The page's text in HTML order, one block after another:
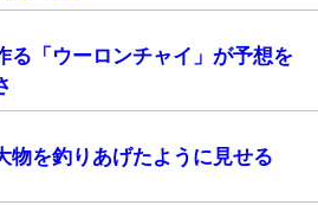
る「ウーロンチャイ」が予想を
物を釣りあげたように見せる